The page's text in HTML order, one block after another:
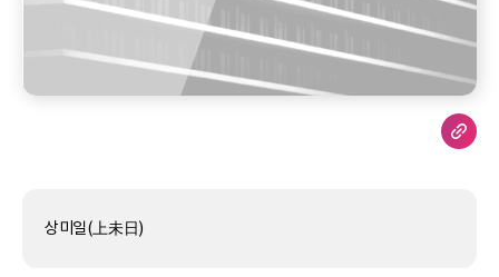
상미일(上未日)